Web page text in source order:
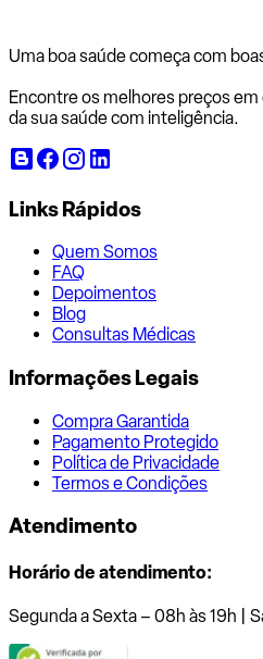
Uma boa saúde começa com
Encontre os melhores preços
da sua saúde com inteligência.
Links Rápidos
Quem Somos
FAQ
Depoimentos
Blog
Consultas Médicas
Informações Legais
Compra Garantida
Pagamento Protegido
Política de Privacidade
Termos e Condições
Atendimento
Horário de atendimento:
Segunda a Sexta – 08h às 19h |